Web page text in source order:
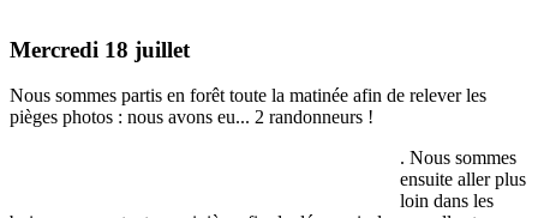
Mercredi 18 juillet
Nous sommes partis en forêt toute la matinée afin de relever les
pièges photos : nous avons eu... 2 randonneurs !
. Nous sommes
ensuite aller plus
loin dans les